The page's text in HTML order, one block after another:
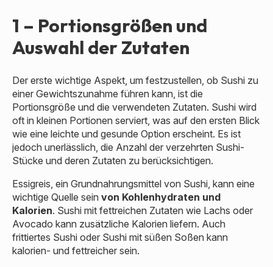
1 – Portionsgrößen und
Auswahl der Zutaten
Der erste wichtige Aspekt, um festzustellen, ob Sushi zu
einer Gewichtszunahme führen kann, ist die
Portionsgröße und die verwendeten Zutaten. Sushi wird
oft in kleinen Portionen serviert, was auf den ersten Blick
wie eine leichte und gesunde Option erscheint. Es ist
jedoch unerlässlich, die Anzahl der verzehrten Sushi-
Stücke und deren Zutaten zu berücksichtigen.
Essigreis, ein Grundnahrungsmittel von Sushi, kann eine
wichtige Quelle sein von Kohlenhydraten und
Kalorien. Sushi mit fettreichen Zutaten wie Lachs oder
Avocado kann zusätzliche Kalorien liefern. Auch
frittiertes Sushi oder Sushi mit süßen Soßen kann
kalorien- und fettreicher sein.